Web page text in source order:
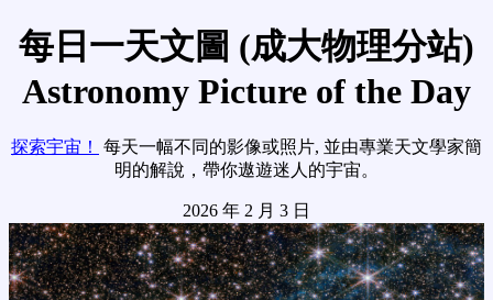
每日一天文圖 (成大物理分站)
Astronomy Picture of the Day
探索宇宙！
每天一幅不同的影像或照片, 並由專業天文學家簡
明的解說，帶你遨遊迷人的宇宙。
2026 年 2 月 3 日